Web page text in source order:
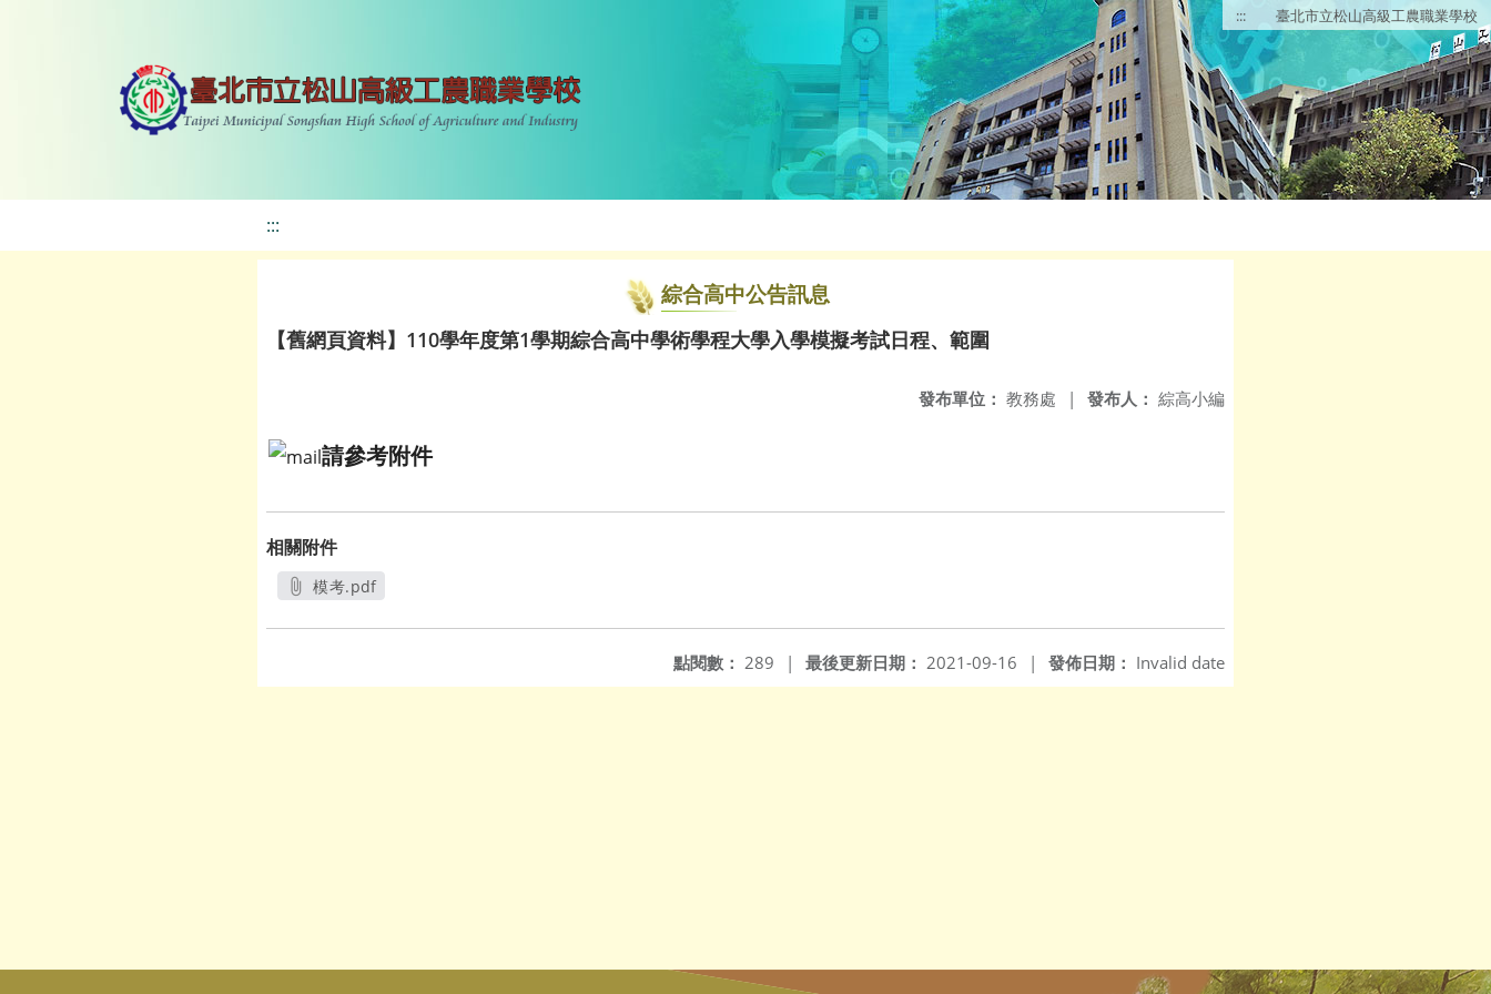
::: 臺北市立松山高級工農職業學校
:::
綜合高中公告訊息
【舊網頁資料】110學年度第1學期綜合高中學術學程大學入學模擬考試日程、範圍
發布人： 綜高小編
發布單位： 教務處 |
請參考附件
相關附件
模考.pdf
發佈日期： Invalid date
最後更新日期： 2021-09-16 |
點閱數： 289 |